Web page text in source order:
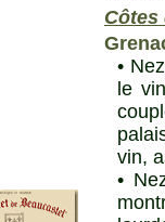
Côtes
•
le
vin,
•